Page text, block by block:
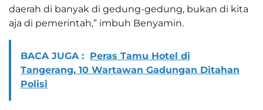
daerah di banyak di gedung-gedung, bukan di kita
aja di pemerintah,” imbuh Benyamin.
BACA JUGA : Peras Tamu Hotel di
Tangerang, 10 Wartawan Gadungan Ditahan
Polisi